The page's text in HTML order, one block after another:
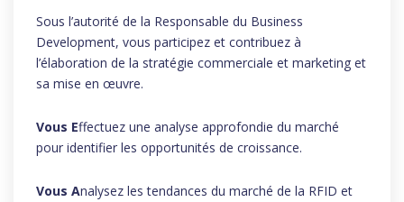
Sous l’autorité de la Responsable du Business
Development, vous participez et contribuez à
l’élaboration de la stratégie commerciale et marketing et
sa mise en œuvre.
Vous Effectuez une analyse approfondie du marché
pour identifier les opportunités de croissance.
Vous Analysez les tendances du marché de la RFID et